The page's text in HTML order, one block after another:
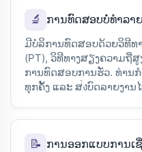
🔬
ການທົດສອບບໍ່ທຳລາ
ມີບໍລິການທົດສອບດ້ວຍວິທີທ
(PT), ວິທີທາງສຽງຄວາມຖີ່
ການທົດສອບການຮັ່ວ. ທ່ານ
ທຸກຄັ້ງ ແລະ ສ่งບົດລາຍງານ
📝 ການອອກແບບການເ